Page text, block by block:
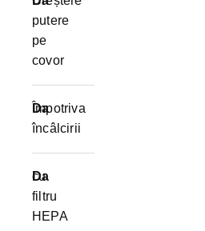
putere
pe
covor
Împotriva
încâlcirii
Da
cu
filtru
HEPA
Da